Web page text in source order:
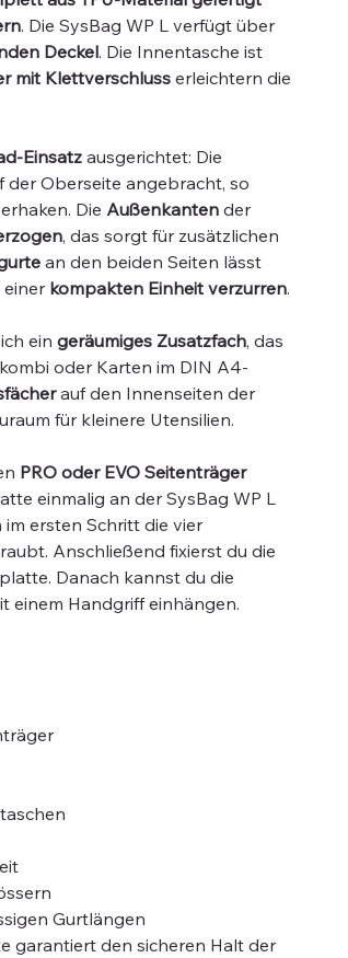
. Die SysBag WP L verfügt über
Deckel. Die Innentasche ist
mit Klettverschlusserleichtern die
Einsatzausgerichtet: Die
der Oberseite angebracht, so
Die Außenkantender
, das sorgt für zusätzlichen
an den beiden Seiten lässt
einer kompakten Einheit verzurren.
ein geräumiges Zusatzfach, das
oder Karten im DIN A4-
auf den Innenseiten der
für kleinere Utensilien.
PRO oder EVO Seitenträger
einmalig an der SysBag WP L
ersten Schritt die vier
Anschließend fixierst du die
Danach kannst du die
einem Handgriff einhängen.
Gurtlängen
garantiert den sicheren Halt der